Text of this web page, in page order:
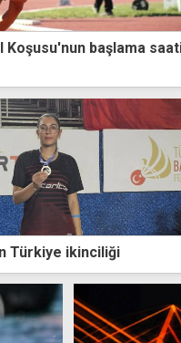
Koşusu'nun başlama
Türkiye ikinciliği